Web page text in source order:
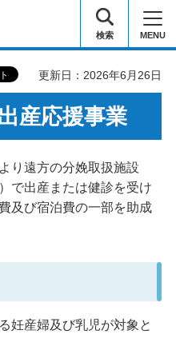
検索 MENU
更新日：2026年6月26日
産応援事業
り遠方の分娩取扱施設
で出産または健診を受け
及び宿泊費の一部を助成
妊産婦及び乳児が対象と